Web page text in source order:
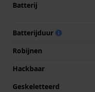
Batterij
Batterijduur
Robijnen
Hackbaar
Geskeletteerd